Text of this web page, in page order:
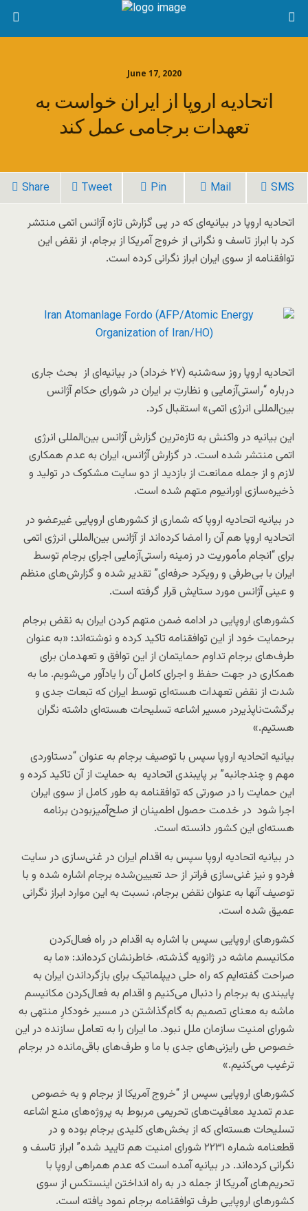
June 17, 2020
اتحادیه اروپا از ایران خواست به
تعهدات برجامی عمل کند
Share Tweet Pin Mail SMS
اتحادیه اروپا در بیانیه‌ای که در پی گزارش تازه آژانس اتمی منتشر
کرد با ابراز تاسف و نگرانی از خروج آمریکا از برجام، از نقض این
توافقنامه از سوی ایران ابراز نگرانی کرده است.
اتحادیه اروپا روز سه‌شنبه (۲۷ خرداد) در بیانیه‌ای از بحث جاری
درباره “راستی‌آزمایی و نظارتِ بر ایران در شورای حکام آژانس
بین‌المللی انرژی اتمی» استقبال کرد.
این بیانیه در واکنش به تازه‌ترین گزارش آژانس بین‌المللی انرژی
اتمی منتشر شده است. در گزارش آژانس، ایران به عدم همکاری
لازم و از جمله ممانعت از بازدید از دو سایت مشکوک در تولید و
ذخیره‌سازی اورانیوم متهم شده است.
در بیانیه اتحادیه اروپا که شماری از کشورهای اروپایی غیرعضو در
اتحادیه اروپا هم آن را امضا کرده‌اند از آژانس بین‌المللی انرژی اتمی
برای “انجام مأموریت در زمینه راستی‌آزمایی اجرای برجام توسط
ایران با بی‌طرفی و رویکرد حرفه‌ای” تقدیر شده و گزارش‌های منظم
و عینی آژانس مورد ستایش قرار گرفته است.
کشورهای اروپایی در ادامه ضمن متهم کردن ایران به نقض برجام
برحمایت خود از این توافقنامه تاکید کرده و نوشته‌اند: «به عنوان
طرف‌های برجام تداوم حمایتمان از این توافق و تعهدمان برای
همکاری در جهت حفظ و اجرای کامل آن را یادآور می‌شویم. ما به
شدت از نقض تعهدات هسته‌ای توسط ایران که تبعات جدی و
برگشت‌ناپذیردر مسیر اشاعه تسلیحات هسته‌ای داشته نگران
هستیم.»
بیانیه اتحادیه اروپا سپس با توصیف برجام به عنوان “دستاوردی
مهم و چندجانبه” بر پایبندی اتحادیه به حمایت از آن تاکید کرده و
این حمایت را در صورتی که توافقنامه به طور کامل از سوی ایران
اجرا شود در خدمت حصول اطمینان از صلح‌آمیزبودن برنامه
هسته‌ای این کشور دانسته است.
در بیانیه اتحادیه اروپا سپس به اقدام ایران در غنی‌سازی در سایت
فردو و نیز غنی‌سازی فراتر از حد تعیین‌شده برجام اشاره شده و با
توصیف آنها به عنوان نقض برجام، نسبت به این موارد ابراز نگرانی
عمیق شده است.
کشورهای اروپایی سپس با اشاره به اقدام در راه فعال‌کردن
مکانیسم ماشه در ژانویه گذشته، خاطرنشان کرده‌اند: «ما به
صراحت گفته‌ایم که راه حلی دیپلماتیک برای بازگرداندن ایران به
پایبندی به برجام را دنبال می‌کنیم و اقدام به فعال‌کردن مکانیسم
ماشه به معنای تصمیم به گام‌گذاشتن در مسیر خودکارِ منتهی به
شورای امنیت سازمان ملل نبود. ما ایران را به تعامل سازنده در این
خصوص طی رایزنی‌های جدی با ما و طرف‌های باقی‌مانده در برجام
ترغیب می‌کنیم.»
کشورهای اروپایی سپس از “خروج آمریکا از برجام و به خصوص
عدم تمدید معافیت‌های تحریمی مربوط به پروژه‌های منع اشاعه
تسلیحات هسته‌ای که از بخش‌های کلیدی برجام بوده و در
قطعنامه شماره ۲۲۳۱ شورای امنیت هم تایید شده” ابراز تاسف و
نگرانی کرده‌اند. در بیانیه آمده است که عدم همراهی اروپا با
تحریم‌های آمریکا از جمله در به راه انداختن اینستکس از سوی
کشورهای اروپایی طرف توافقنامه برجام نمود یافته است.